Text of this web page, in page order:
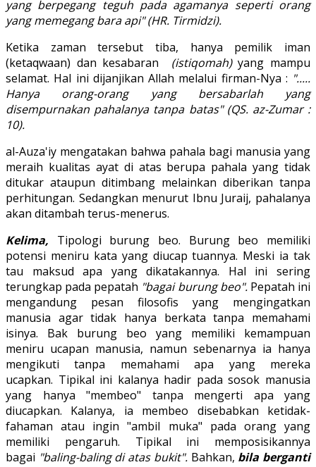
yang berpegang teguh pada agamanya seperti orang
yang memegang bara api" (HR. Tirmidzi).
Ketika zaman tersebut tiba, hanya pemilik iman
(ketaqwaan) dan kesabaran (istiqomah)yang mampu
selamat. Hal ini dijanjikan Allah melalui firman-Nya : ".....
Hanya orang-orang yang bersabarlah yang
disempurnakan pahalanya tanpa batas" (QS. az-Zumar :
10).
al-Auza'iy mengatakan bahwa pahala bagi manusia yang
meraih kualitas ayat di atas berupa pahala yang tidak
ditukar ataupun ditimbang melainkan diberikan tanpa
perhitungan. Sedangkan menurut Ibnu Juraij, pahalanya
akan ditambah terus-menerus.
Kelima, Tipologi burung beo. Burung beo memiliki
potensi meniru kata yang diucap tuannya. Meski ia tak
tau maksud apa yang dikatakannya. Hal ini sering
terungkap pada pepatah "bagai burung beo". Pepatah ini
mengandung pesan filosofis yang mengingatkan
manusia agar tidak hanya berkata tanpa memahami
isinya. Bak burung beo yang memiliki kemampuan
meniru ucapan manusia, namun sebenarnya ia hanya
mengikuti tanpa memahami apa yang mereka
ucapkan. Tipikal ini kalanya hadir pada sosok manusia
yang hanya "membeo" tanpa mengerti apa yang
diucapkan. Kalanya, ia membeo disebabkan ketidak-
fahaman atau ingin "ambil muka" pada orang yang
memiliki pengaruh. Tipikal ini memposisikannya
bagai "baling-baling di atas bukit". Bahkan, bila berganti